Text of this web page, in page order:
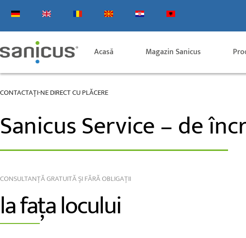
conținut
Acasă Magazin Sanicus
CONTACTAȚI-NE DIRECT CU PLĂCERE
Sanicus Service – de
CONSULTANȚĂ GRATUITĂ ȘI FĂRĂ OBLIGAȚII
la fața locului